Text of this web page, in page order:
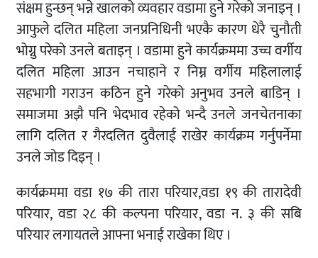
संक्षम हुन्छन् भन्ने खालको व्यवहार वडामा हुने गरेको जनाइन् ।
आफुले दलित महिला जनप्रनिधिनी भएकै कारण धेरै चुनौती
भोग्नु परेको उनले बताइन् । वडामा हुने कार्यक्रममा उच्च वर्गीय
दलित महिला आउन नचाहाने र निम्न वर्गीय महिलालाई
सहभागी गराउन कठिन हुने गरेको अनुभव उनले बाडिन् ।
समाजमा अझै पनि भेदभाव रहेको भन्दै उनले जनचेतनाका
लागि दलित र गैरदलित दुवैलाई राखेर कार्यक्रम गर्नुपर्नेमा
उनले जोड दिइन् ।
कार्यक्रममा वडा १७ की तारा परियार,वडा १९ की तारादेवी
परियार, वडा २८ की कल्पना परियार, वडा न. ३ की सबि
परियार लगायतले आफ्ना भनाई राखेका थिए ।